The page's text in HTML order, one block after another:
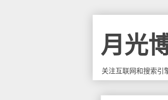
月光
关注互联网和搜索引